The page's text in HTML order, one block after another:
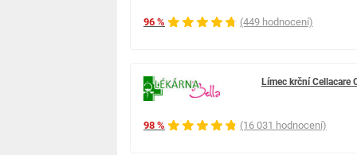
96 % (449 hodnocení)
98 % (16 031 hodnocení)
Límec krční Cellacare